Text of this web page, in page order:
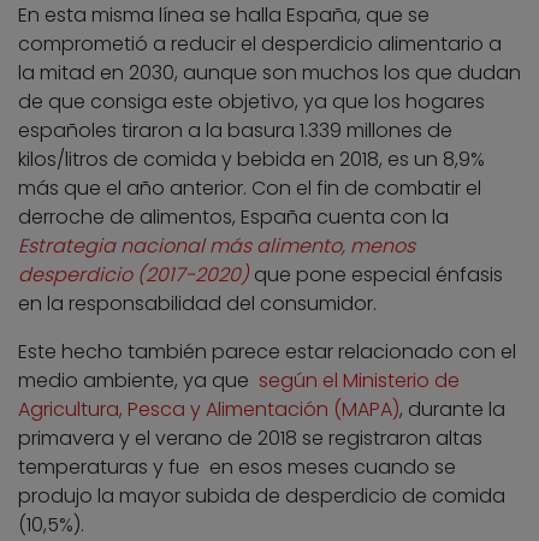
En esta misma línea se halla España, que se
comprometió a reducir el desperdicio alimentario a
la mitad en 2030, aunque son muchos los que dudan
de que consiga este objetivo, ya que los hogares
españoles tiraron a la basura 1.339 millones de
kilos/litros de comida y bebida en 2018, es un 8,9%
más que el año anterior. Con el fin de combatir el
derroche de alimentos, España cuenta con la
Estrategia nacional más alimento, menos
desperdicio (2017-2020) que pone especial énfasis
en la responsabilidad del consumidor.
Este hecho también parece estar relacionado con el
medio ambiente, ya que según el Ministerio de
Agricultura, Pesca y Alimentación (MAPA), durante la
primavera y el verano de 2018 se registraron altas
temperaturas y fue en esos meses cuando se
produjo la mayor subida de desperdicio de comida
(10,5%).